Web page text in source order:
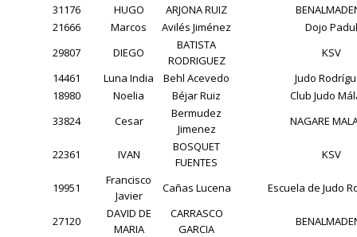
31176
HUGO ARJONA RUIZ
21666
Marcos Avilés Jiménez
Dojo
29807
DIEGO
BATISTA
RODRIGUEZ
KSV
14461
Luna India Behl Acevedo
Judo
18980
Noelia Béjar Ruiz
Club Judo
33824
Cesar
Bermudez
Jimenez
NAGARE
22361 IVAN
BOSQUET
FUENTES
KSV
19951
Francisco
Javier
Cañas Lucena Escuela de Judo
27120
DAVID DE
MARIA
CARRASCO
GARCIA